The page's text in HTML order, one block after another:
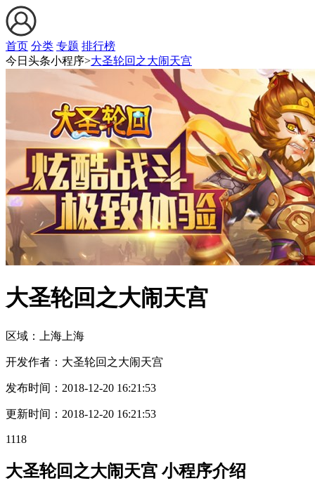
首页 分类 专题 排行榜
今日头条小程序>大圣轮回之大闹天宫
大圣轮回之大闹天宫
区域： 上海 上海
开发作者： 大圣轮回之大闹天宫
发布时间： 2018-12-20 16:21:53
更新时间： 2018-12-20 16:21:53
1118
大圣轮回之大闹天宫 小程序介绍